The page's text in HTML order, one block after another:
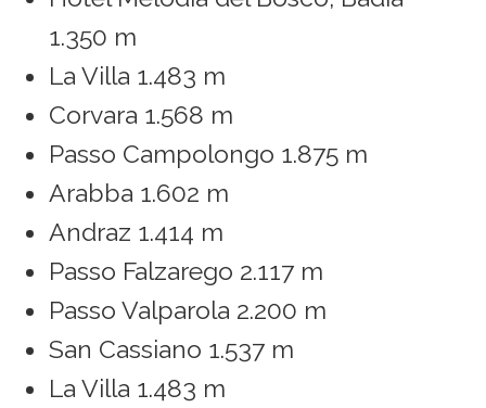
1.350 m
La Villa 1.483 m
Corvara 1.568 m
Passo Campolongo 1.875 m
Arabba 1.602 m
Andraz 1.414 m
Passo Falzarego 2.117 m
Passo Valparola 2.200 m
San Cassiano 1.537 m
La Villa 1.483 m